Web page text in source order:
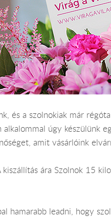
és a szolnokiak már
úgy készülünk
amit vásárlóink
ára Szolnok 15
hamarabb leadni, hogy